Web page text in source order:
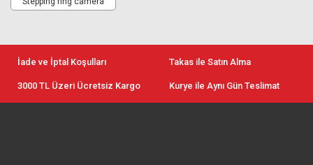
İade ve İptal Koşulları Takas ile Satın Alma
3000 TL Üzeri Ücretsiz Kargo Kurye ile Aynı Gün Teslimat